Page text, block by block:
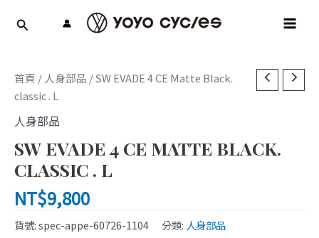
首頁 / 人身部品 / SW EVADE 4 CE Matte Black.
classic . L
人身部品
SW EVADE 4 CE MATTE BLACK.
CLASSIC . L
NT$9,800
貨號:spec-appe-60726-1104 分類: 人身部品